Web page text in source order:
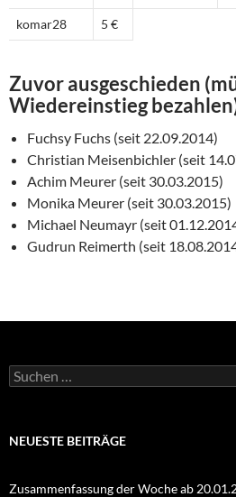
komar28 5 €
Zuvor ausgeschieden
Wiedereinstieg
Fuchsy Fuchs (seit 22.09.2014)
Christian Meisenbichler (seit
Achim Meurer (seit 30.03.2015)
Monika Meurer (seit 30.03.2015)
Michael Neumayr (seit
Gudrun Reimerth (seit
Suchen
nach:
NEUESTE BEITRÄGE
Zusammenfassung der Woche ab